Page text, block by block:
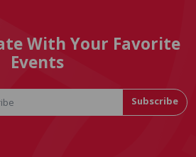
With Your Favorite
Events
Subscribe